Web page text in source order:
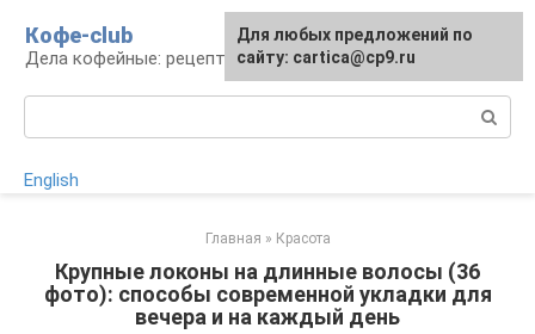
контенту
Кофе-club
Дела кофейные: рецепты и приготовление
English
Главная » Красота
Крупные локоны на длинные волосы (36
фото): способы современной укладки для
вечера и на каждый день
Для любых предложений по
сайту: cartica@cp9.ru